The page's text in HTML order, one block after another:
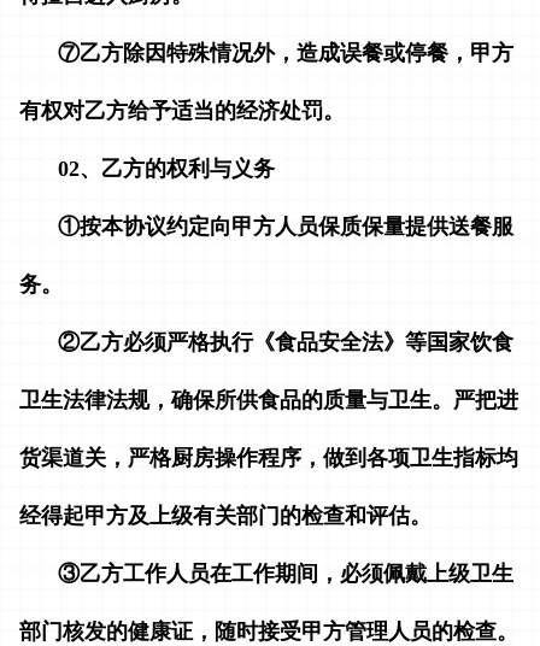
⑦乙方除因特殊情况外，造成误餐或停餐，甲方
有权对乙方给予适当的经济处罚。
02、乙方的权利与义务
①按本协议约定向甲方人员保质保量提供送餐服
务。
②乙方必须严格执行《食品安全法》等国家饮食
卫生法律法规，确保所供食品的质量与卫生。严把进
货渠道关，严格厨房操作程序，做到各项卫生指标均
经得起甲方及上级有关部门的检查和评估。
③乙方工作人员在工作期间，必须佩戴上级卫生
部门核发的健康证，随时接受甲方管理人员的检查。